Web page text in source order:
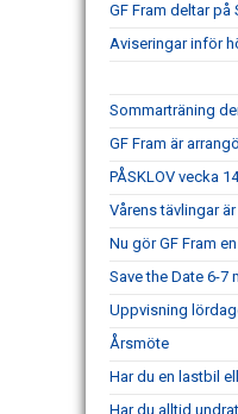
GF Fram deltar
Aviseringar inför
Sommarträning
GF Fram är
PÅSKLOV vecka 14
Vårens tävlingar
Nu gör GF Fram
Save the Date 6-7
Uppvisning
Årsmöte
Har du en lastbil
Har du alltid